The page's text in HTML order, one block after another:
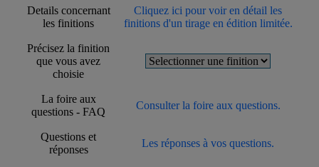
Details concernant
les finitions
Cliquez ici pour voir en détail les
finitions d'un tirage en édition limitée.
Précisez la finition
que vous avez
choisie
La foire aux
questions - FAQ
Consulter la foire aux questions.
Questions et
réponses
Les réponses à vos questions.